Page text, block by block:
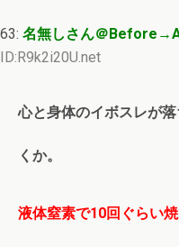
63: 名無しさん＠
ID:R9k2i20U.net
心と身体のイボスレが
くか。
液体窒素で10回ぐらい